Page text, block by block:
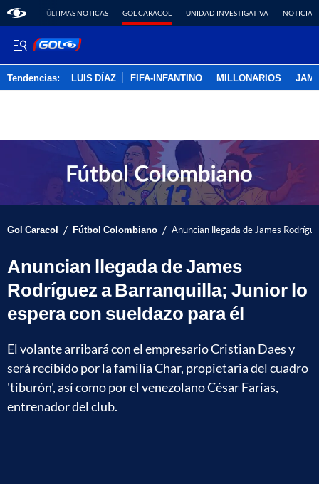
ÚLTIMAS NOTICAS GOL CARACOL UNIDAD INVESTIGATIVA NOTICIAS
Tendencias: LUIS DÍAZ FIFA-INFANTINO MILLONARIOS
Gol Caracol / Fútbol Colombiano / Anuncian llegada de James
Anuncian llegada de James
Rodríguez a Barranquilla; Junior lo
espera con sueldazo para él
El volante arribará con el empresario Cristian Daes y
será recibido por la familia Char, propietaria del cuadro
'tiburón', así como por el venezolano César Farías,
entrenador del club.